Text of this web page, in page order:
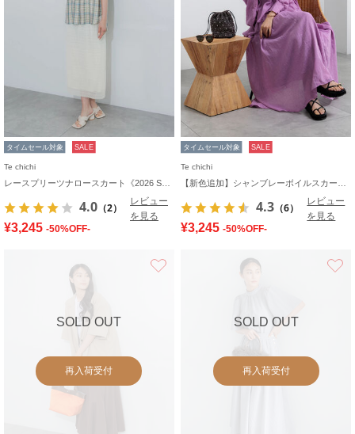
タイムセール対象 SALE
Te chichi
4.0 （2）
レビュー
を見る
¥3,245 -50%OFF-
タイムセール対象 SALE
Te chichi
4.3 （6）
レビュー
を見る
¥3,245 -50%OFF-
SOLD OUT
再入荷受付
SOLD OUT
再入荷受付